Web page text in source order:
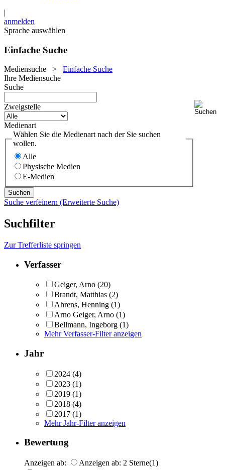
|
anmelden
Sprache auswählen
Einfache Suche
Mediensuche > Einfache Suche
Ihre Mediensuche
Suche
Zweigstelle
Medienart
Wählen Sie die Medienart nach der Sie suchen
wollen.
Alle
Physische Medien
E-Medien
Suche verfeinern (Erweiterte Suche)
Suchfilter
Zur Trefferliste springen
Verfasser
Geiger, Arno (20)
Brandt, Matthias (2)
Ahrens, Henning (1)
Arno Geiger, Arno (1)
Bellmann, Ingeborg (1)
Mehr Verfasser-Filter anzeigen
Jahr
2024 (4)
2023 (1)
2019 (1)
2018 (4)
2017 (1)
Mehr Jahr-Filter anzeigen
Bewertung
Anzeigen ab: Anzeigen ab: 2 Sterne(1)